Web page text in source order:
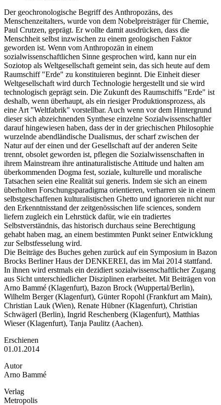
Der geochronologische Begriff des Anthropozäns, des
Menschenzeitalters, wurde von dem Nobelpreisträger für Chemie,
Paul Crutzen, geprägt. Er wollte damit ausdrücken, dass die
Menschheit selbst inzwischen zu einem geologischen Faktor
geworden ist. Wenn vom Anthropozän in einem
sozialwissenschaftlichen Sinne gesprochen wird, kann nur ein
Soziotop als Weltgesellschaft gemeint sein, das sich heute auf dem
Raumschiff "Erde" zu konstituieren beginnt. Die Einheit dieser
Weltgesellschaft wird durch Technologie hergestellt und sie wird
technologisch geprägt sein. Die Zukunft des Raumschiffs "Erde" ist
deshalb, wenn überhaupt, als ein riesiger Produktionsprozess, als
eine Art "Weltfabrik" vorstellbar. Auch wenn vor dem Hintergrund
dieser sich abzeichnenden Synthese einzelne Sozialwissenschaftler
darauf hingewiesen haben, dass der in der griechischen Philosophie
wurzelnde abendländische Dualismus, der scharf zwischen der
Natur auf der einen und der Gesellschaft auf der anderen Seite
trennt, obsolet geworden ist, pflegen die Sozialwissenschaften in
ihrem Mainstream ihre antinaturalistische Attitude und halten am
überkommenden Dogma fest, soziale, kulturelle und moralische
Tatsachen seien eine Realität sui generis. Indem sie sich an einem
überholten Forschungsparadigma orientieren, verharren sie in einem
selbstgeschaffenen kulturalistischen Ghetto und ignorieren nicht nur
den Erkenntnisstand der zeitgenössischen life sciences, sondern
liefern zugleich ein Lehrstück dafür, wie ein tradiertes
Selbstverständnis, das historisch durchaus seine Berechtigung
gehabt haben mag, an einem bestimmten Punkt seiner Entwicklung
zur Selbstfesselung wird.
Die Beiträge des Buches gehen zurück auf ein Symposium in Bazon
Brocks Berliner Haus der DENKEREI, das im Mai 2014 stattfand.
In ihnen wird erstmals ein dezidiert sozialwissenschaftlicher Zugang
aus Sicht unterschiedlicher Disziplinen erarbeitet. Mit Beiträgen von
Arno Bammé (Klagenfurt), Bazon Brock (Wuppertal/Berlin),
Wilhelm Berger (Klagenfurt), Günter Ropohl (Frankfurt am Main),
Christian Lauk (Wien), Renate Hübner (Klagenfurt), Christian
Schwägerl (Berlin), Ingrid Reschenberg (Klagenfurt), Matthias
Wieser (Klagenfurt), Tanja Paulitz (Aachen).
Erschienen
01.01.2014
Autor
Arno Bammé
Verlag
Metropolis